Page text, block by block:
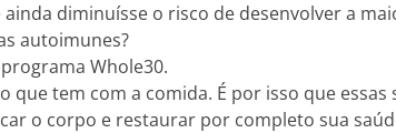
diminuísse o risco de desenvolver a
autoimunes?
Whole30.
tem com a comida. É por isso que essas
o corpo e restaurar por completo sua